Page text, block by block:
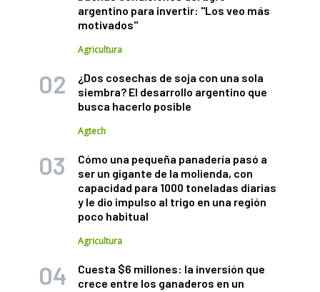
argentino para invertir: "Los veo más
motivados"
Agricultura
¿Dos cosechas de soja con una sola
siembra? El desarrollo argentino que
busca hacerlo posible
Agtech
Cómo una pequeña panadería pasó a
ser un gigante de la molienda, con
capacidad para 1000 toneladas diarias
y le dio impulso al trigo en una región
poco habitual
Agricultura
Cuesta $6 millones: la inversión que
crece entre los ganaderos en un